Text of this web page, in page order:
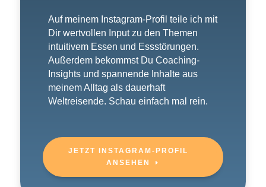
Auf meinem Instagram-Profil teile ich mit
Dir wertvollen Input zu den Themen
intuitivem Essen und Essstörungen.
Außerdem bekommst Du Coaching-
Insights und spannende Inhalte aus
meinem Alltag als dauerhaft
Weltreisende. Schau einfach mal rein.
JETZT INSTAGRAM-PROFIL
ANSEHEN